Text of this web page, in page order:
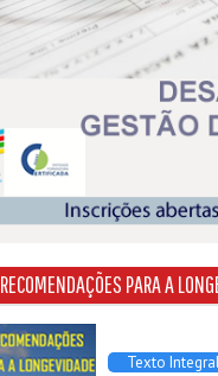
RECOMENDAÇÕES PARA A
Texto